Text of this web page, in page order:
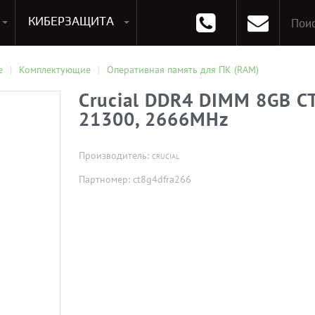
КИБЕРЗАЩИТА
Комплектующие Оперативная память для ПК (RAM)
Crucial DDR4 DIMM 8GB
21300, 2666MHz
Производитель: CRUCIAL
Партномер: ct8g4dfra266